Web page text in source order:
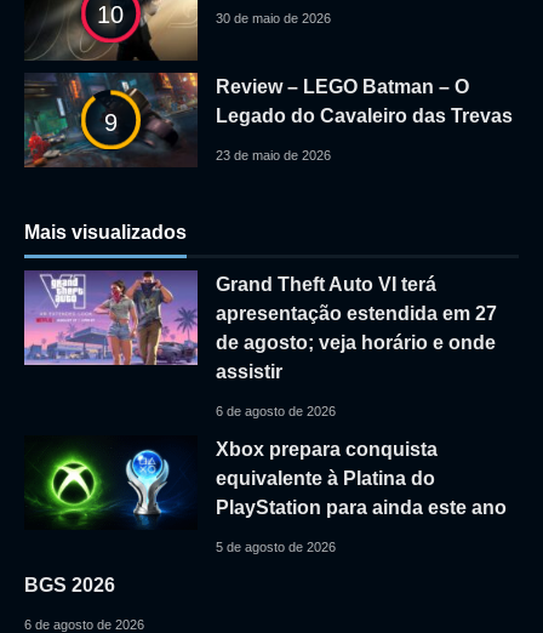
10 30 de maio de 2026
9
Review – LEGO Batman – O
Legado do Cavaleiro das Trevas
23 de maio de 2026
Mais visualizados
Grand Theft Auto VI terá
apresentação estendida em 27
de agosto; veja horário e onde
assistir
6 de agosto de 2026
Xbox prepara conquista
equivalente à Platina do
PlayStation para ainda este ano
5 de agosto de 2026
BGS 2026
6 de agosto de 2026